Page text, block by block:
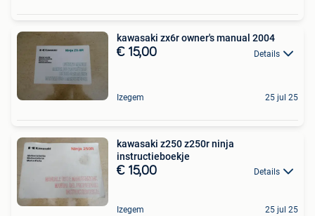
kawasaki zx6r owner's manual 2004
€ 15,00 Details
Izegem 25 jul 25
kawasaki z250 z250r ninja
instructieboekje
€ 15,00 Details
Izegem 25 jul 25